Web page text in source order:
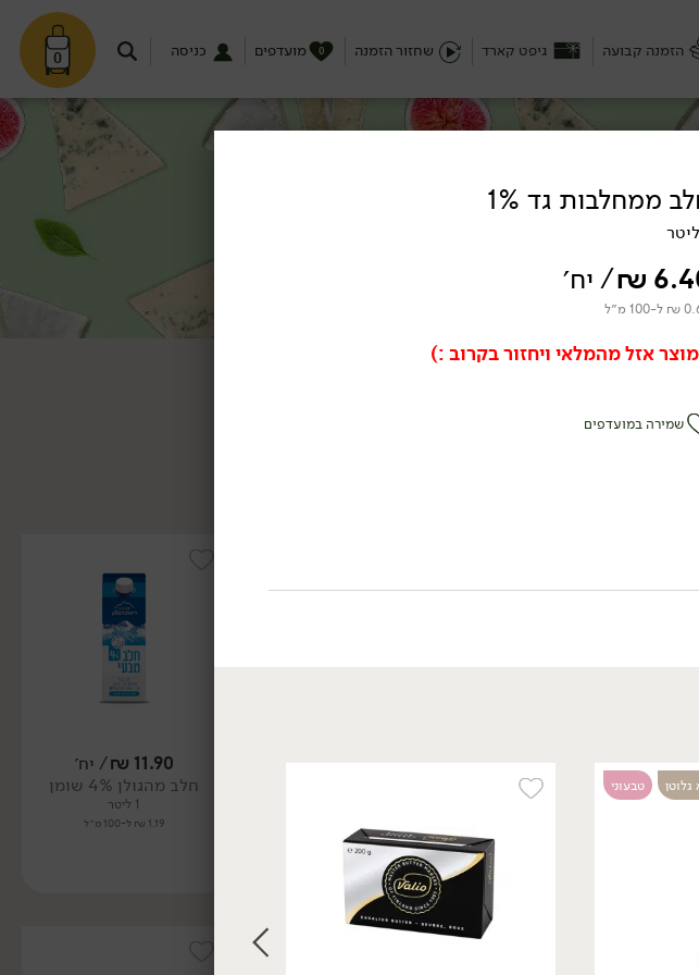
0 הזמנה קבועה גיפט קארד שחזור הזמנה מועדפים 0 כניסה
...
1.19 ₪ ל-100 מ״ל
11.90
₪/ יח׳
חלב מהגולן 4% שומן
1 ליטר
1.19 ₪ ל-100 מ״ל
ממחלבות גד 1%
₪/ יח׳
מ״ל
אזל מהמלאי ויחזור בקרוב :)
שמירה במועדפים
גלוטן טבעוני